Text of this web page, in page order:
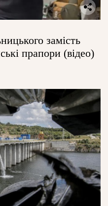
замість
прапори (відео)